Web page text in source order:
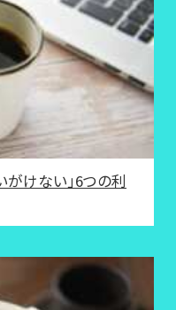
がけない」6つの利